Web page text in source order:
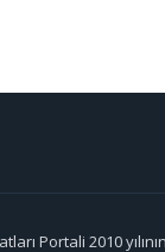
Portali 2010